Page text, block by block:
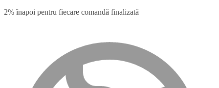
2% înapoi pentru fiecare comandă finalizată